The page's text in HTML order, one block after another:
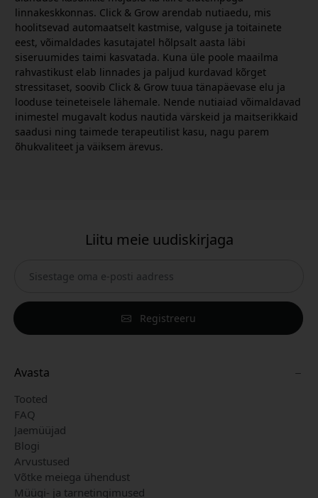
linnakeskkonnas. Click & Grow arendab nutiaedu, mis
hoolitsevad automaatselt kastmise, valguse ja toitainete
eest, võimaldades kasutajatel hõlpsalt aasta läbi
siseruumides taimi kasvatada. Kuna üle poole maailma
rahvastikust elab linnades ja paljud kurdavad kõrget
stressitaset, soovib Click & Grow tuua tänapäevase elu ja
looduse teineteisele lähemale. Nende nutiaiad võimaldavad
inimestel mugavalt kodus nautida värskeid ja maitserikkaid
saadusi ning taimede terapeutilist kasu, nagu parem
õhukvaliteet ja väiksem ärevus.
Liitu meie uudiskirjaga
Registreeru
Avasta
Tooted
FAQ
Jaemüüjad
Blogi
Arvustused
Võtke meiega ühendust
Müügi- ja tarnetingimused